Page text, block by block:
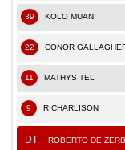
39 KOLO MUANI
22 CONOR
11 MATHYS TEL
9 RICHARLISON
DT ROBERTO DE